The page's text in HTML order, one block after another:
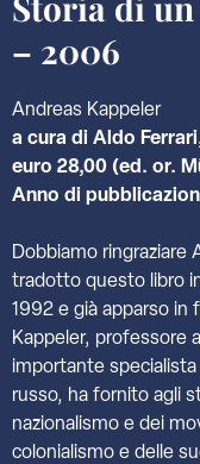
– 2006
Andreas Kappeler
a cura di Aldo
euro 28,00 (ed. or.
Anno di
Dobbiamo ringraziare
tradotto questo libro
1992 e già apparso in
Kappeler, professore
importante specialista
russo, ha fornito agli
nazionalismo e dei
colonialismo e delle